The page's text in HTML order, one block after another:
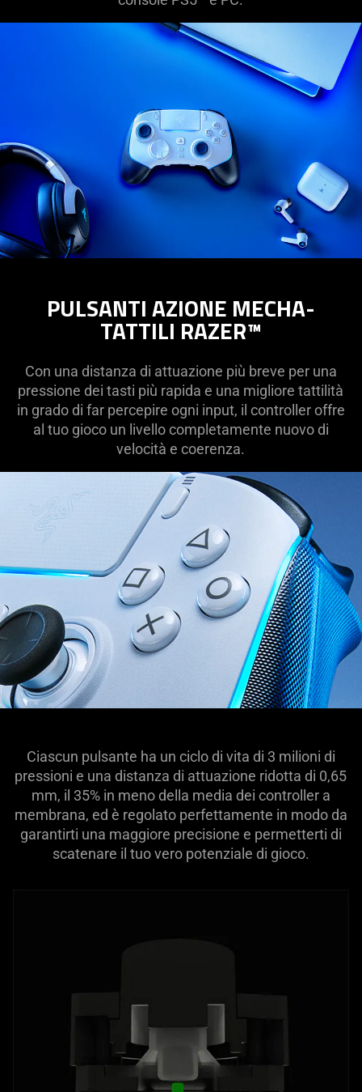
PULSANTI AZIONE MECHA-
TATTILI RAZER™
Con una distanza di attuazione più breve per una
pressione dei tasti più rapida e una migliore tattilità
in grado di far percepire ogni input, il controller offre
al tuo gioco un livello completamente nuovo di
velocità e coerenza.
Ciascun pulsante ha un ciclo di vita di 3 milioni di
pressioni e una distanza di attuazione ridotta di 0,65
mm, il 35% in meno della media dei controller a
membrana, ed è regolato perfettamente in modo da
garantirti una maggiore precisione e permetterti di
scatenare il tuo vero potenziale di gioco.